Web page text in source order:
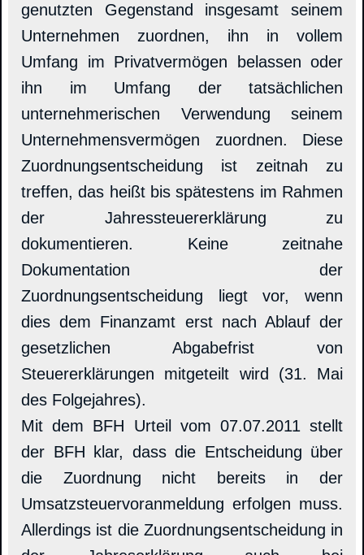
genutzten Gegenstand insgesamt seinem
Unternehmen zuordnen, ihn in vollem
Umfang im Privatvermögen belassen oder
ihn im Umfang der tatsächlichen
unternehmerischen Verwendung seinem
Unternehmensvermögen zuordnen. Diese
Zuordnungsentscheidung ist zeitnah zu
treffen, das heißt bis spätestens im Rahmen
der Jahressteuererklärung zu
dokumentieren. Keine zeitnahe
Dokumentation der
Zuordnungsentscheidung liegt vor, wenn
dies dem Finanzamt erst nach Ablauf der
gesetzlichen Abgabefrist von
Steuererklärungen mitgeteilt wird (31. Mai
des Folgejahres).
Mit dem BFH Urteil vom 07.07.2011 stellt
der BFH klar, dass die Entscheidung über
die Zuordnung nicht bereits in der
Umsatzsteuervoranmeldung erfolgen muss.
Allerdings ist die Zuordnungsentscheidung in